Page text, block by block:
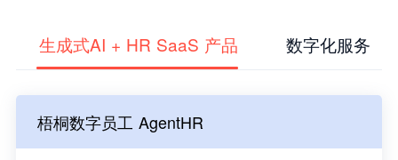
生成式AI + HR SaaS 产品 数字化服务
梧桐数字员工 AgentHR